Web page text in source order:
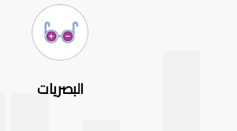
البصريات